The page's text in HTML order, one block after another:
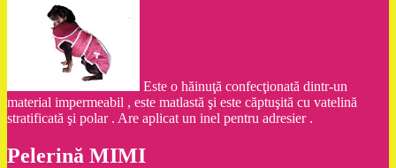
Este o hăinuţă confecţionată dintr-un
material impermeabil , este matlastă şi este căptuşită cu vatelină
stratificată şi polar . Are aplicat un inel pentru adresier .
Pelerină MIMI